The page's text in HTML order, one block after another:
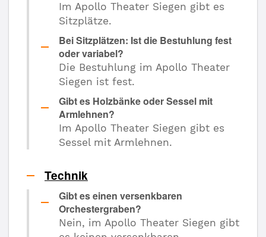
Im Apollo Theater Siegen gibt es
Sitzplätze.
Bei Sitzplätzen: Ist die Bestuhlung fest
oder variabel?
Die Bestuhlung im Apollo Theater
Siegen ist fest.
Gibt es Holzbänke oder Sessel mit
Armlehnen?
Im Apollo Theater Siegen gibt es
Sessel mit Armlehnen.
Technik
Gibt es einen versenkbaren
Orchestergraben?
Nein, im Apollo Theater Siegen gibt